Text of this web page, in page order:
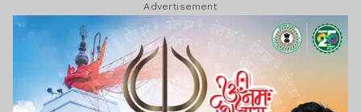
Advertisement